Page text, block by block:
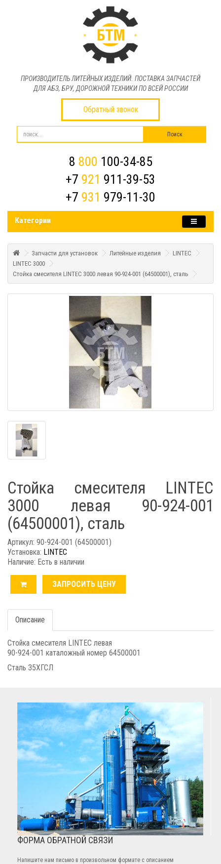
ПРОИЗВОДИТЕЛЬ ЛИТЕЙНЫХ ИЗДЕЛИЙ. ПОСТАВКА ЗАПЧАСТЕЙ
ДЛЯ АБЗ, БРУ, ДОРОЖНОЙ ТЕХНИКИ ПО ВСЕЙ РОССИИ
Обратный звонок
8 800 100-34-85
+7 921 911-39-53
+7 931 979-11-30
Категории
Запчасти для установок Литейные изделия
LINTEC
LINTEC 3000
Стойка смесителя LINTEC 3000 левая 90-924-001 (64500001), сталь
Стойка смесителя LINTEC
3000 левая 90-924-001
(64500001), сталь
Артикул: 90-924-001 (64500001)
Установка: LINTEC
Наличие: Есть в наличии
ЗАПРОСИТЬ ЦЕНУ
Описание
Стойка смесителя LINTEC левая
90-924-001 каталожный номер 64500001
Сталь 35ХГСЛ
ФОРМА ОБРАТНОЙ СВЯЗИ
Напишите нам письмо в произвольном формате с описанием